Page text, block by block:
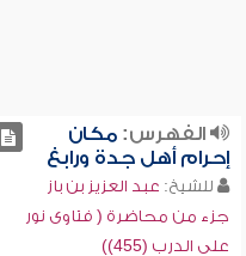
الفهرس:مكان
إحرام أهل جدة ورابغ
للشيخ: عبد العزيز بن باز
جزء من محاضرة ( فتاوى نور
على الدرب (455))